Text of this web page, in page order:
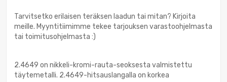
Tarvitsetko erilaisen teräksen laadun tai mitan? Kirjoita
meille. Myyntitiimimme tekee tarjouksen varastoohjelmasta
tai toimitusohjelmasta :)
2.4649 on nikkeli-kromi-rauta-seoksesta valmistettu
täytemetalli. 2.4649-hitsauslangalla on korkea